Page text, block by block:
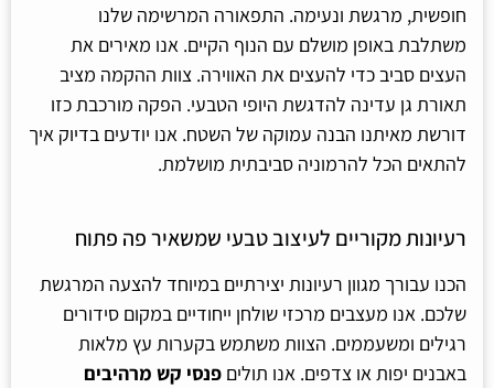
חופשית, מרגשת ונעימה. התפאורה המרשימה שלנו
משתלבת באופן מושלם עם הנוף הקיים. אנו מאירים את
העצים סביב כדי להעצים את האווירה. צוות ההקמה מציב
תאורת גן עדינה להדגשת היופי הטבעי. הפקה מורכבת כזו
דורשת מאיתנו הבנה עמוקה של השטח. אנו יודעים בדיוק איך
להתאים הכל להרמוניה סביבתית מושלמת.
רעיונות מקוריים לעיצוב טבעי שמשאיר פה פתוח
הכנו עבורך מגוון רעיונות יצירתיים במיוחד להצעה המרגשת
שלכם. אנו מעצבים מרכזי שולחן ייחודיים במקום סידורים
רגילים ומשעממים. הצוות משתמש בקערות עץ מלאות
באבנים יפות או צדפים. אנו תולים פנסי קש מרהיבים